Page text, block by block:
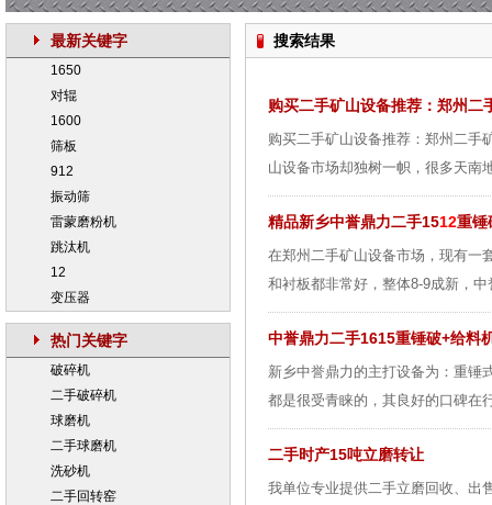
最新关键字
1650
对辊
1600
筛板
912
振动筛
雷蒙磨粉机
跳汰机
12
变压器
热门关键字
破碎机
二手破碎机
球磨机
二手球磨机
洗砂机
二手回转窑
搜索结果
购买二手矿山设备推荐：郑州二
购买二手矿山设备推荐：郑州二手
山设备市场却独树一帜，很多天南
精品新乡中誉鼎力二手1512重锤
在郑州二手矿山设备市场，现有一
和衬板都非常好，整体8-9成新，
中誉鼎力二手1615重锤破+给料
新乡中誉鼎力的主打设备为：重锤
都是很受青睐的，其良好的口碑在
二手时产15吨立磨转让
我单位专业提供二手立磨回收、出